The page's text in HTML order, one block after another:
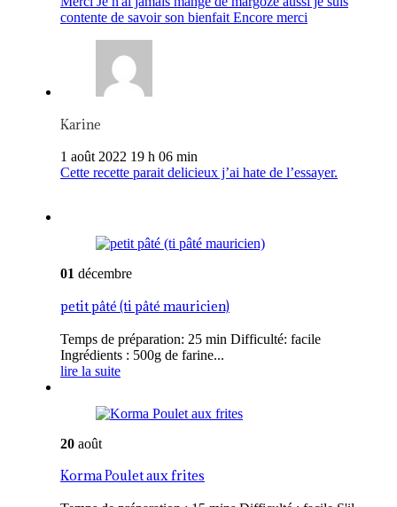
contente de savoir son bienfait Encore merci
Karine
1 août 2022 19 h 06 min
Cette recette parait delicieux j’ai hate de l’essayer.
01 décembre
petit pâté (ti pâté mauricien)
Temps de préparation: 25 min Difficulté: facile
Ingrédients : 500g de farine...
lire la suite
20 août
Korma Poulet aux frites